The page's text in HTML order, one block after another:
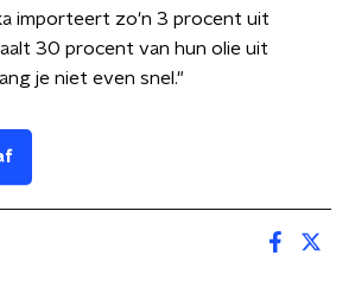
importeert zo'n 3 procent uit
30 procent van hun olie uit
je niet even snel."